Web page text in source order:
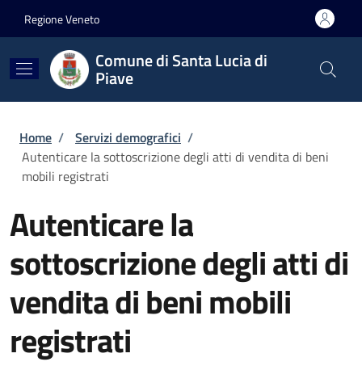
Regione Veneto
Comune di Santa Lucia di
Piave
Briciole di pane
Home / Servizi demografici /
Autenticare la sottoscrizione degli atti di vendita di beni
mobili registrati
Autenticare la
sottoscrizione degli atti di
vendita di beni mobili
registrati